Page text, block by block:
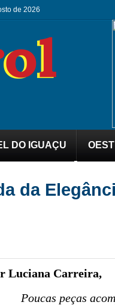
de 2026
DO IGUAÇU
da
Luciana Carreira,
Poucas peças